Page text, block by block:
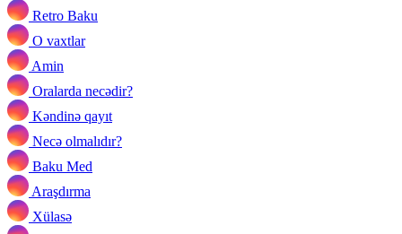
Retro Baku
O vaxtlar
Amin
Oralarda necədir?
Kəndinə qayıt
Necə olmalıdır?
Baku Med
Araşdırma
Xülasə